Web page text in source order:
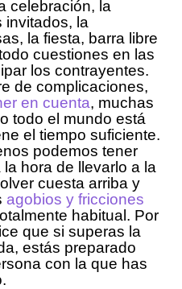
celebración, la
invitados, la
la fiesta, barra libre
cuestiones en las
los contrayentes.
de complicaciones,
en cuenta, muchas
todo el mundo está
el tiempo suficiente.
podemos tener
hora de llevarlo a la
cuesta arriba y
agobios y fricciones
habitual. Por
que si superas la
estás preparado
con la que has